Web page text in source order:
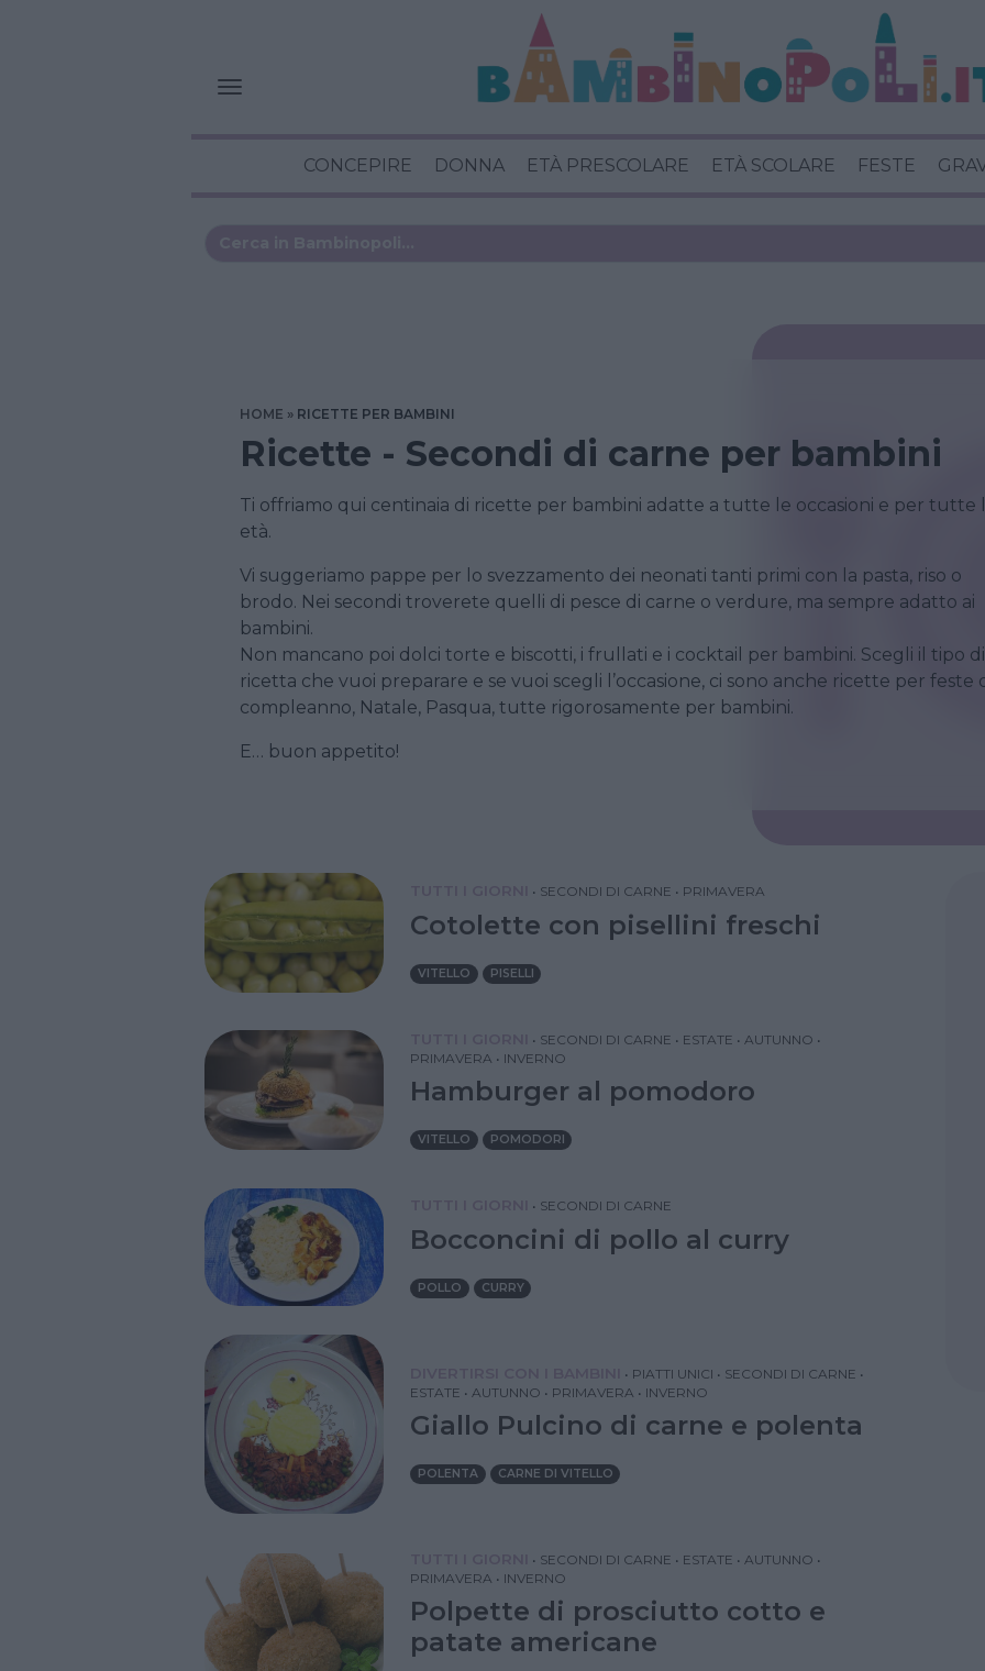
CONCEPIRE DONNA ETÀ PRESCOLARE ETÀ SCOLARE FESTE
HOME RICETTE PER BAMBINI
Ricette - Secondi di carne per bambini
Ti offriamo qui centinaia di ricette per bambini adatte a tutte le occasioni e per tutte
età.
Vi suggeriamo pappe per lo svezzamento dei neonati tanti primi con la pasta, riso o
brodo. Nei secondi troverete quelli di pesce di carne o verdure, ma sempre adatto ai
bambini.
Non mancano poi dolci torte e biscotti, i frullati e i cocktail per bambini. Scegli il tipo di
ricetta che vuoi preparare e se vuoi scegli l’occasione, ci sono anche ricette per feste
compleanno, Natale, Pasqua, tutte rigorosamente per bambini.
E… buon appetito!
• SECONDI DI CARNE • PRIMAVERA
Cotolette con pisellini freschi
VITELLO PISELLI
• SECONDI DI CARNE • ESTATE • AUTUNNO •
PRIMAVERA • INVERNO
Hamburger al pomodoro
VITELLO POMODORI
• SECONDI DI CARNE
Bocconcini di pollo al curry
POLLO CURRY
• PIATTI UNICI • SECONDI DI CARNE •
ESTATE • AUTUNNO • PRIMAVERA • INVERNO
Giallo Pulcino di carne e polenta
POLENTA CARNE DI VITELLO
• SECONDI DI CARNE • ESTATE • AUTUNNO •
PRIMAVERA • INVERNO
Polpette di prosciutto cotto e
patate americane